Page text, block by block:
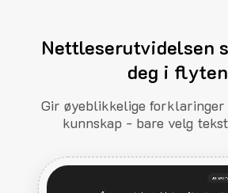
Nettleserutvidelsen
deg i flyten
Gir øyeblikkelige forklaringer
kunnskap - bare velg